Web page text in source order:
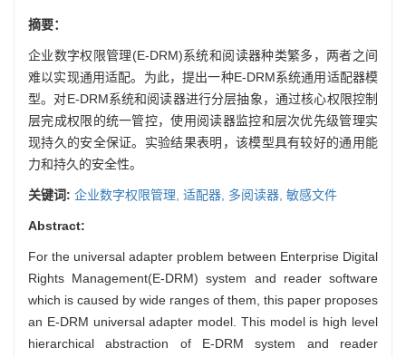
摘要：
企业数字权限管理(E-DRM)系统和阅读器种类繁多，两者之间
难以实现通用适配。为此，提出一种E-DRM系统通用适配器模
型。对E-DRM系统和阅读器进行分层抽象，通过核心权限控制
层完成权限的统一管控，使用阅读器监控和层次优先级管理实
现持久的安全保证。实验结果表明，该模型具有较好的通用能
力和持久的安全性。
关键词: 企业数字权限管理, 适配器, 多阅读器, 敏感文件
Abstract:
For the universal adapter problem between Enterprise Digital
Rights Management(E-DRM) system and reader software
which is caused by wide ranges of them, this paper proposes
an E-DRM universal adapter model. This model is high level
hierarchical abstraction of E-DRM system and reader